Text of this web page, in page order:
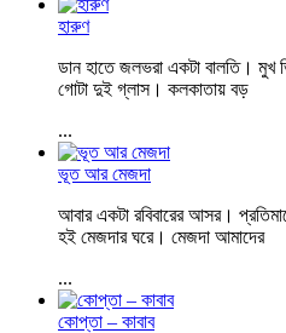
হারুণ
ডান হাতে জলভরা একটা বালতি।
গোটা দুই গ্লাস। কলকাতায় বড়
...
ভূত আর মেজদা
আবার একটা রবিবারের আসর।
হই মেজদার ঘরে। মেজদা আমাদের
...
কোপ্তা – কাবাব